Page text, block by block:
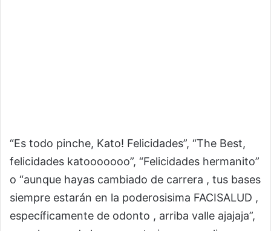
“Es todo pinche, Kato! Felicidades”, “The Best,
felicidades katooooooo”, “Felicidades hermanito”
o “aunque hayas cambiado de carrera , tus bases
siempre estarán en la poderosisima FACISALUD ,
específicamente de odonto , arriba valle ajajaja”,